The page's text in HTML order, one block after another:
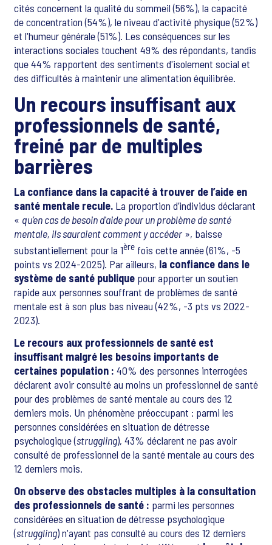
cités concernent la qualité du sommeil (56%), la capacité
de concentration (54%), le niveau d'activité physique (52%)
et l'humeur générale (51%). Les conséquences sur les
interactions sociales touchent 49% des répondants, tandis
que 44% rapportent des sentiments d'isolement social et
des difficultés à maintenir une alimentation équilibrée.
Un recours insuffisant aux
professionnels de santé,
freiné par de multiples
barrières
La confiance dans la capacité à trouver de l’aide en
santé mentale recule. La proportion d’individus déclarant
« qu’en cas de besoin d'aide pour un problème de santé
mentale, ils sauraient comment y accéder », baisse
substantiellement pour la 1ère fois cette année (61%, -5
points vs 2024-2025). Par ailleurs, la confiance dans le
système de santé publique pour apporter un soutien
rapide aux personnes souffrant de problèmes de santé
mentale est à son plus bas niveau (42%, -3 pts vs 2022-
2023).
Le recours aux professionnels de santé est
insuffisant malgré les besoins importants de
certaines population : 40% des personnes interrogées
déclarent avoir consulté au moins un professionnel de santé
pour des problèmes de santé mentale au cours des 12
derniers mois. Un phénomène préoccupant : parmi les
personnes considérées en situation de détresse
psychologique (struggling), 43% déclarent ne pas avoir
consulté de professionnel de la santé mentale au cours des
12 derniers mois.
On observe des obstacles multiples à la consultation
des professionnels de santé : parmi les personnes
considérées en situation de détresse psychologique
(struggling) n'ayant pas consulté au cours des 12 derniers